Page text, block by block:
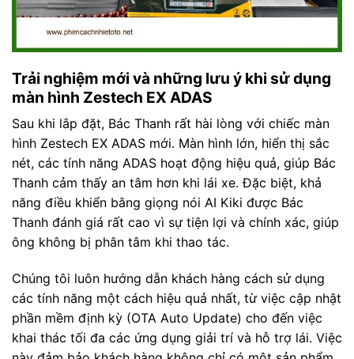
Trải nghiệm mới và những lưu ý khi sử dụng
màn hình Zestech EX ADAS
Sau khi lắp đặt, Bác Thanh rất hài lòng với chiếc màn
hình Zestech EX ADAS mới. Màn hình lớn, hiển thị sắc
nét, các tính năng ADAS hoạt động hiệu quả, giúp Bác
Thanh cảm thấy an tâm hơn khi lái xe. Đặc biệt, khả
năng điều khiển bằng giọng nói AI Kiki được Bác
Thanh đánh giá rất cao vì sự tiện lợi và chính xác, giúp
ông không bị phân tâm khi thao tác.
Chúng tôi luôn hướng dẫn khách hàng cách sử dụng
các tính năng một cách hiệu quả nhất, từ việc cập nhật
phần mềm định kỳ (OTA Auto Update) cho đến việc
khai thác tối đa các ứng dụng giải trí và hỗ trợ lái. Việc